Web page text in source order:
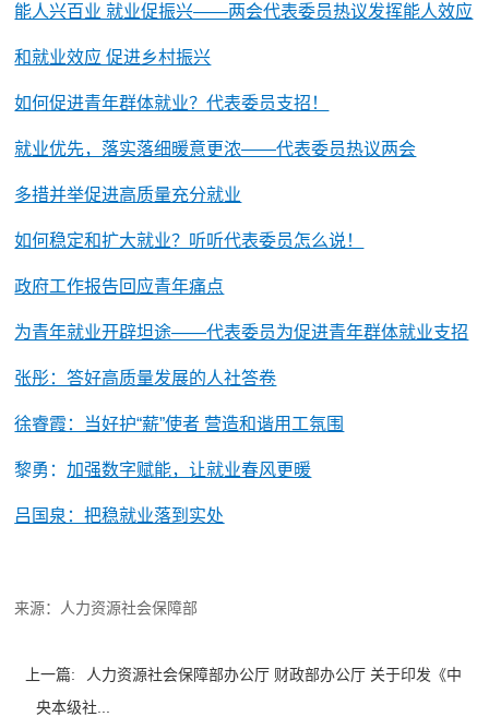
能人兴百业 就业促振兴——两会代表委员热议发挥能人效应
和就业效应 促进乡村振兴
如何促进青年群体就业？代表委员支招！
就业优先，落实落细暖意更浓——代表委员热议两会
多措并举促进高质量充分就业
如何稳定和扩大就业？听听代表委员怎么说！
政府工作报告回应青年痛点
为青年就业开辟坦途——代表委员为促进青年群体就业支招
张彤：答好高质量发展的人社答卷
徐睿霞：当好护“薪”使者 营造和谐用工氛围
黎勇：加强数字赋能，让就业春风更暖
吕国泉：把稳就业落到实处
来源：人力资源社会保障部
上一篇:
人力资源社会保障部办公厅 财政部办公厅 关于印发《中
央本级社...